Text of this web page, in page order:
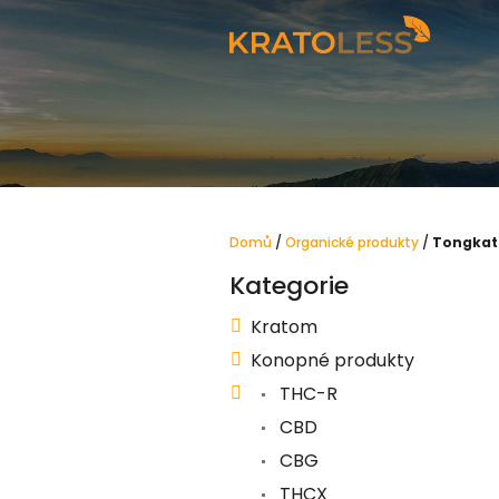
Přejít
Domů / Organické produkty / Tongkat
oPřeskočit
kategorie
Kategorie
Kratom
Konopné produkty
THC-R
CBD
CBG